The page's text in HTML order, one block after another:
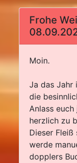
Frohe
Moin.
Ja das Jahr
die
Anlass
herzlich zu
Dieser
werde
dopplers